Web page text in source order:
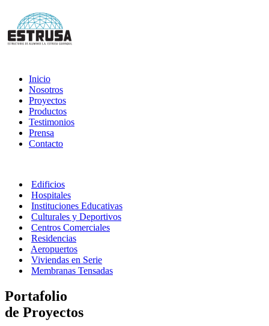
Inicio
Nosotros
Proyectos
Productos
Testimonios
Prensa
Contacto
Edificios
Hospitales
Instituciones Educativas
Culturales y Deportivos
Centros Comerciales
Residencias
Aeropuertos
Viviendas en Serie
Membranas Tensadas
Portafolio
de Proyectos